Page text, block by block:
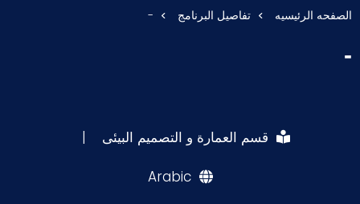
الصفحه الرئيسيه تفاصيل البرنامج -
-
قسم العمارة و التصميم البيئى |
Arabic